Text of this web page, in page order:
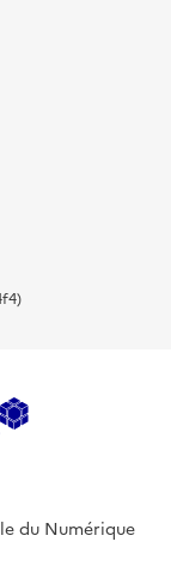
du Numérique